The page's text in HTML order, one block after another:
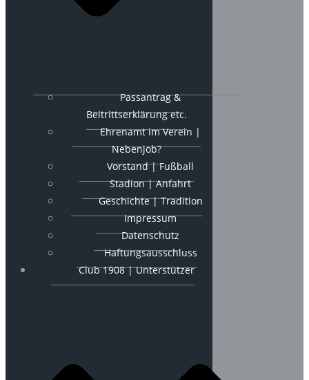
Passantrag &
Beitrittserklärung etc.
Ehrenamt im Verein |
Nebenjob?
Vorstand | Fußball
Stadion | Anfahrt
Geschichte | Tradition
Impressum
Datenschutz
Haftungsausschluss
Club 1908 | Unterstützer